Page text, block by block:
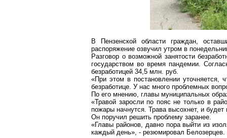
В Пензенской области граждан,
распоряжение озвучил утром в
Разговор о возможной занятости
государством во время пандемии.
безработицей 34,5 млн. руб.
«При этом в постановлении уточняется,
безработице. У нас много проблемных
По его мнению, главы муниципальных
«Травой заросли по пояс не только в
пожары начнутся. Трава высохнет, и будет
Он поручил решить проблему заранее.
«Главы районов, давно пора выйти из
каждый день», - резюмировал Белозерцев.